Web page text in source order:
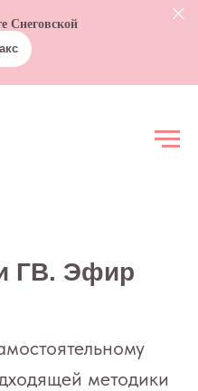
Снеговской
ГВ. Эфир
методики